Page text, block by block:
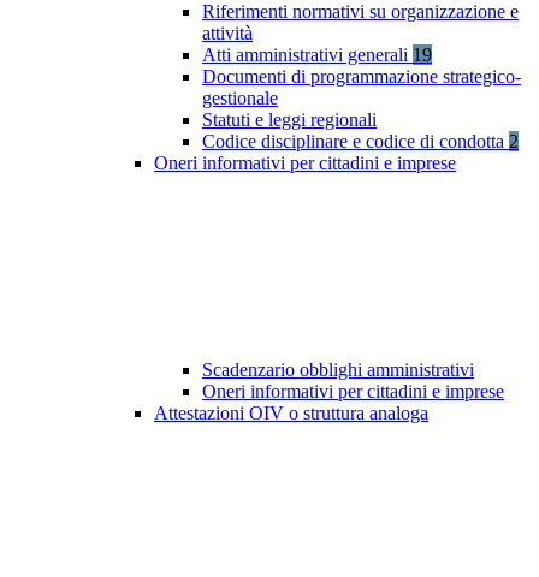
Riferimenti normativi su organizzazione e
attività
Atti amministrativi generali 19
Documenti di programmazione strategico-
gestionale
Statuti e leggi regionali
Codice disciplinare e codice di condotta 2
Oneri informativi per cittadini e imprese
Scadenzario obblighi amministrativi
Oneri informativi per cittadini e imprese
Attestazioni OIV o struttura analoga